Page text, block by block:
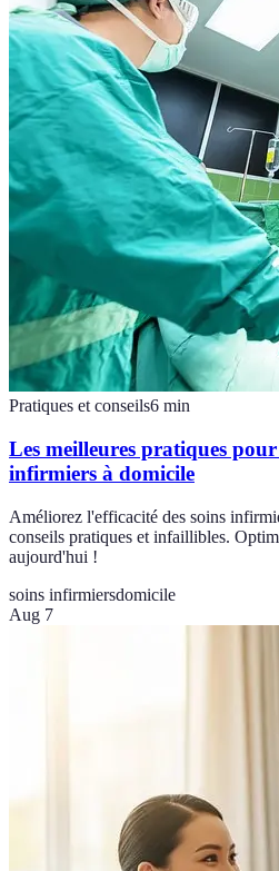
Pratiques et conseils6 min
Les meilleures pratiques
infirmiers à domicile
Améliorez l'efficacité des soins
conseils pratiques et infaillibles.
aujourd'hui !
soins infirmiersdomicile
Aug 7